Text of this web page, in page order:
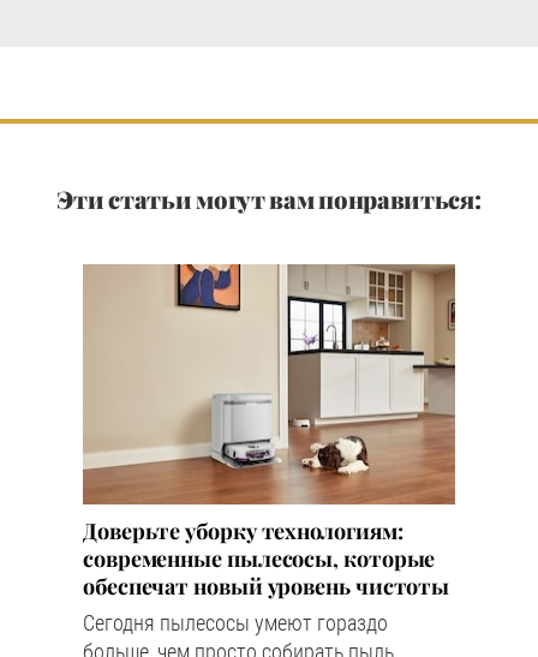
Эти статьи могут вам понравиться:
Доверьте уборку технологиям:
современные пылесосы, которые
обеспечат новый уровень чистоты
Сегодня пылесосы умеют гораздо
больше, чем просто собирать пыль.